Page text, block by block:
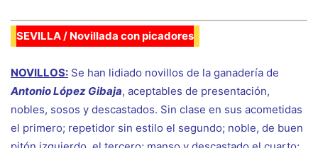
SEVILLA / Novillada con picadores
NOVILLOS: Se han lidiado novillos de la ganadería de
Antonio López Gibaja, aceptables de presentación,
nobles, sosos y descastados. Sin clase en sus acometidas
el primero; repetidor sin estilo el segundo; noble, de buen